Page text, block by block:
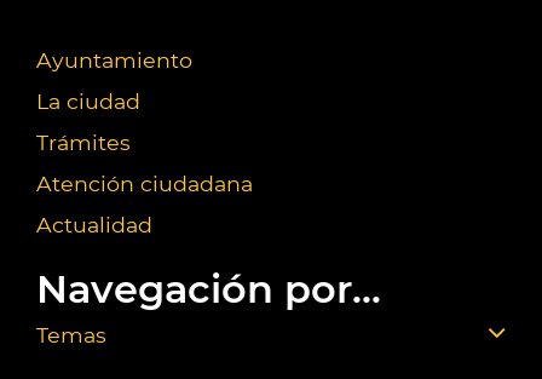
Ayuntamiento
La ciudad
Trámites
Atención ciudadana
Actualidad
Navegación por...
Temas